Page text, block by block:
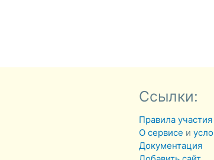
Ссылки:
Правила
О сервисе и
Документация